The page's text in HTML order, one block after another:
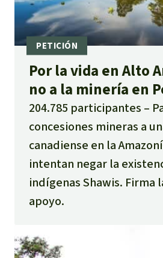
Por la vida en Alto
no a la minería en
204.785 participantes
concesiones mineras a
canadiense en la
intentan negar la
indígenas Shawis. Firma
apoyo.